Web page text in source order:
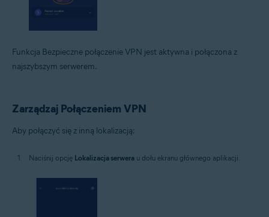
Funkcja Bezpieczne połączenie VPN jest aktywna i połączona z
najszybszym serwerem.
Zarządzaj Połączeniem VPN
Aby połączyć się z inną lokalizacją:
Naciśnij opcję Lokalizacja serwera u dołu ekranu głównego aplikacji.